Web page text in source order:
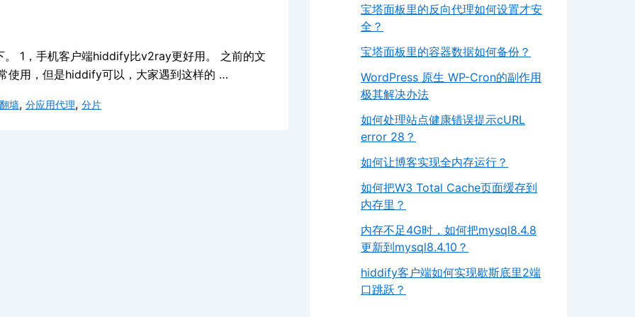
1，手机客户端hiddify比v2ray更好用。 之前的文
使用，但是hiddify可以，大家遇到这样的 …
墙, 分应用代理, 分片
宝塔面板里的反向代理如何设置才安
全？
宝塔面板里的容器数据如何备份？
WordPress 原生 WP-Cron的副作用
极其解决办法
如何处理站点健康错误提示cURL
error 28？
如何让博客实现全内存运行？
如何把W3 Total Cache页面缓存到
内存里？
内存不足4G时，如何把mysql8.4.8
更新到mysql8.4.10？
hiddify客户端如何实现歇斯底里2端
口跳跃？